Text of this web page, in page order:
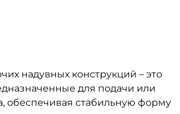
надувных конструкций – это
для подачи или
обеспечивая стабильную форму